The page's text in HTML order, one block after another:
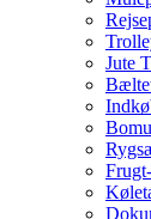
Jute